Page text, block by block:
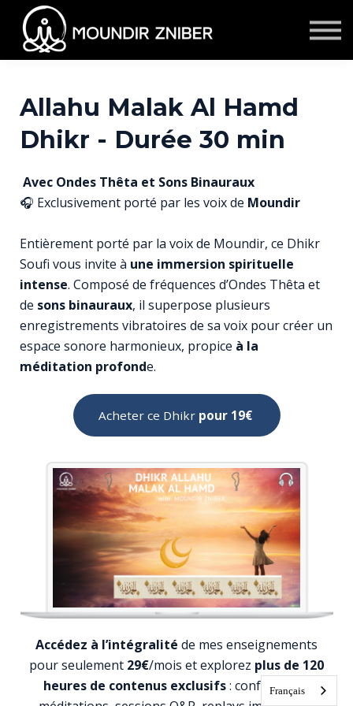
S'inscrire/se connecter
Témoignages
Events & Retraites
Corporate
Allahu Malak Al Hamd
Dhikr - Durée 30 min
Avec Ondes Thêta et Sons Binauraux
🎧 Exclusivement porté par les voix de Moundir
Entièrement porté par la voix de Moundir, ce Dhikr
Soufi vous invite à une immersion spirituelle
intense. Composé de fréquences d’Ondes Thêta et
de sons binauraux, il superpose plusieurs
enregistrements vibratoires de sa voix pour créer un
espace sonore harmonieux, propice à la
méditation profonde.
Acheter ce Dhikr pour 19€
Accédez à l’intégralité de mes enseignements
pour seulement 29€/mois et explorez plus de 120
heures de contenus exclusifs: conférences,
Français